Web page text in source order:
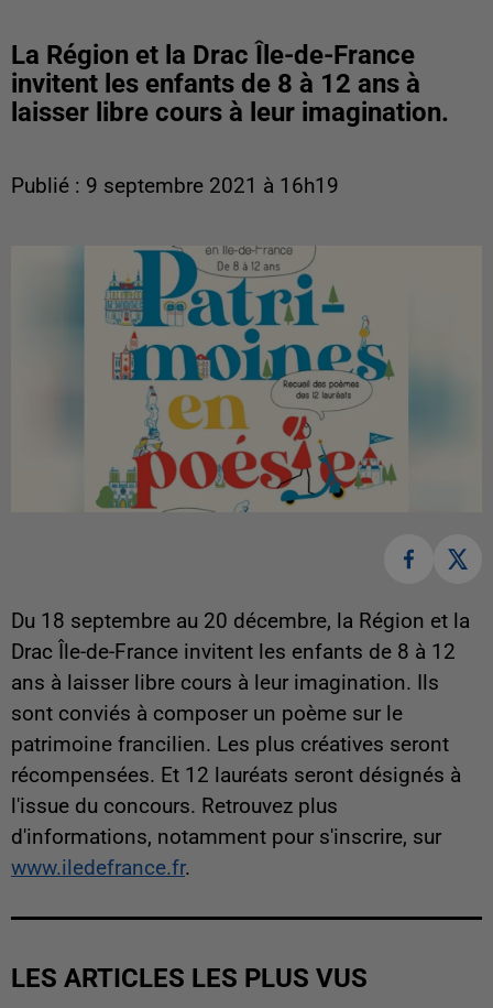
La Région et la Drac Île-de-France
invitent les enfants de 8 à 12 ans à
laisser libre cours à leur imagination.
Publié : 9 septembre 2021 à 16h19
Du 18 septembre au 20 décembre, la Région et la
Drac Île-de-France invitent les enfants de 8 à 12
ans à laisser libre cours à leur imagination. Ils
sont conviés à composer un poème sur le
patrimoine francilien. Les plus créatives seront
récompensées. Et 12 lauréats seront désignés à
l'issue du concours. Retrouvez plus
d'informations, notamment pour s'inscrire, sur
www.iledefrance.fr.
LES ARTICLES LES PLUS VUS